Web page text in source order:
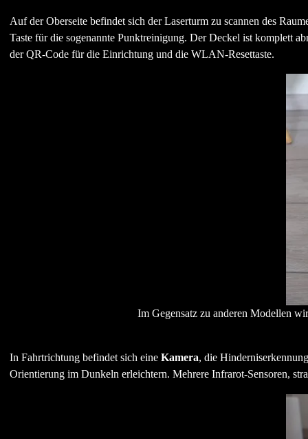
Auf der Oberseite befindet sich der Laserturm zu scannen des
Taste für die sogenannte Punktreinigung. Der Deckel ist komplett
der QR-Code für die Einrichtung und die WLAN-Resettaste.
Im Gegensatz zu anderen Modellen
In Fahrtrichtung befindet sich eine Kamera, die
Orientierung im Dunkeln erleichtern. Mehrere Infrarot-Sensoren,